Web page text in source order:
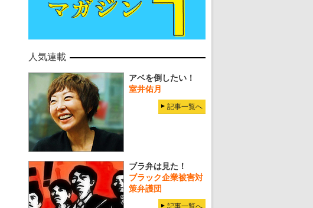
人気連載
アベを倒したい！
室井佑月
記事一覧へ
ブラ弁は見た！
ブラック企業被害対
策弁護団
記事一覧へ